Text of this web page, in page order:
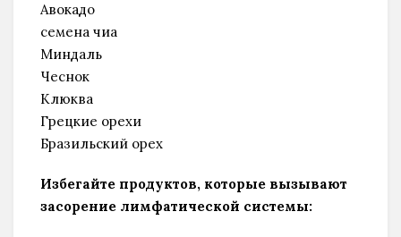
Авокадо
семена чиа
Миндаль
Чеснок
Клюква
Грецкие орехи
Бразильский орех
Избегайте продуктов, которые вызывают
засорение лимфатической системы:
Нажмите "Нравится",